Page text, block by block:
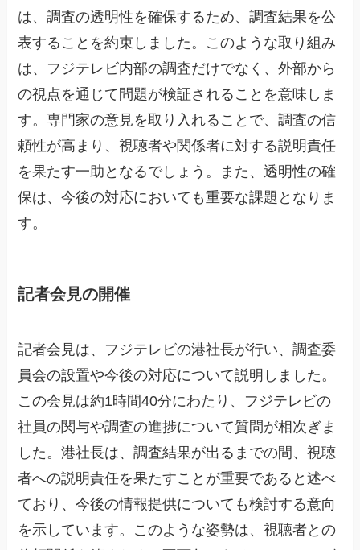
は、調査の透明性を確保するため、調査結果を公
表することを約束しました。このような取り組み
は、フジテレビ内部の調査だけでなく、外部から
の視点を通じて問題が検証されることを意味しま
す。専門家の意見を取り入れることで、調査の信
頼性が高まり、視聴者や関係者に対する説明責任
を果たす一助となるでしょう。また、透明性の確
保は、今後の対応においても重要な課題となりま
す。
記者会見の開催
記者会見は、フジテレビの港社長が行い、調査委
員会の設置や今後の対応について説明しました。
この会見は約1時間40分にわたり、フジテレビの
社員の関与や調査の進捗について質問が相次ぎま
した。港社長は、調査結果が出るまでの間、視聴
者への説明責任を果たすことが重要であると述べ
ており、今後の情報提供についても検討する意向
を示しています。このような姿勢は、視聴者との